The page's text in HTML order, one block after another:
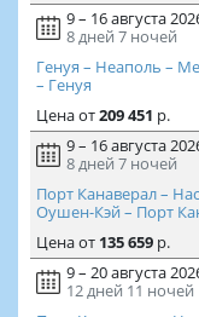
9 – 16 августа
8 дней 7 ночей
Генуя – Неаполь –
– Генуя
Ценаот209 451 р.
9 – 16 августа
8 дней 7 ночей
Порт Канаверал –
Оушен-Кэй – Порт
Ценаот 135 659р.
9 – 20 августа
12 дней 11 ночей